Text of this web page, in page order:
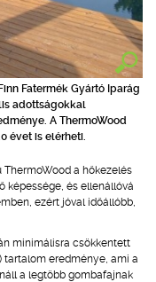
Fatermék Gyártó Iparág
adottságokkal
A ThermoWood
évet is elérheti.
a hőkezelés
képessége, és ellenállóvá
ezért jóval időállóbb,
minimálisra csökkentett
tartalom eredménye, ami a
a legtöbb gombafajnak